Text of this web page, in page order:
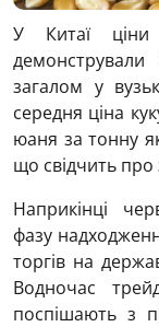
У Китаї ціни
загалом у
середня ціна
юаня за тонну
що свідчить про
Наприкінці
фазу
торгів на
Водночас
поспішають з